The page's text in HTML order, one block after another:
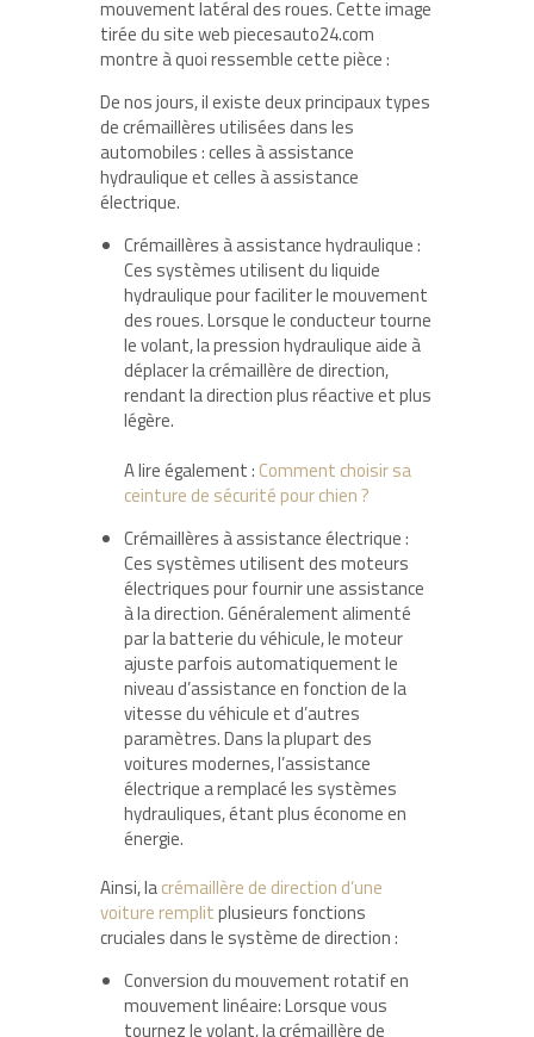
mouvement latéral des roues. Cette image
tirée du site web piecesauto24.com
montre à quoi ressemble cette pièce :
De nos jours, il existe deux principaux types
de crémaillères utilisées dans les
automobiles : celles à assistance
hydraulique et celles à assistance
électrique.
Crémaillères à assistance hydraulique :
Ces systèmes utilisent du liquide
hydraulique pour faciliter le mouvement
des roues. Lorsque le conducteur tourne
le volant, la pression hydraulique aide à
déplacer la crémaillère de direction,
rendant la direction plus réactive et plus
légère.
A lire également : Comment choisir sa
ceinture de sécurité pour chien ?
Crémaillères à assistance électrique :
Ces systèmes utilisent des moteurs
électriques pour fournir une assistance
à la direction. Généralement alimenté
par la batterie du véhicule, le moteur
ajuste parfois automatiquement le
niveau d’assistance en fonction de la
vitesse du véhicule et d’autres
paramètres. Dans la plupart des
voitures modernes, l’assistance
électrique a remplacé les systèmes
hydrauliques, étant plus économe en
énergie.
Ainsi, lacrémaillère de direction d’une
voiture remplitplusieurs fonctions
cruciales dans le système de direction :
Conversion du mouvement rotatif en
mouvement linéaire: Lorsque vous
tournez le volant, la crémaillère de